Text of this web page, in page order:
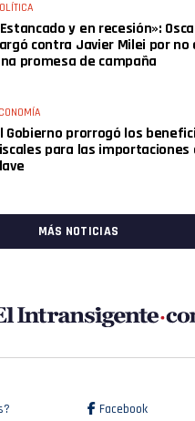
y en recesión»:
contra Javier Milei por no
promesa de campaña
Gobierno prorrogó los
para las importaciones
MÁS NOTICIAS
Facebook